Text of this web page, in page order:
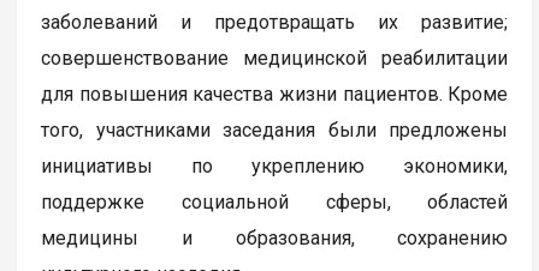
заболеваний и предотвращать их развитие;
совершенствование медицинской реабилитации
для повышения качества жизни пациентов. Кроме
того, участниками заседания были предложены
инициативы по укреплению экономики,
поддержке социальной сферы, областей
медицины и образования, сохранению